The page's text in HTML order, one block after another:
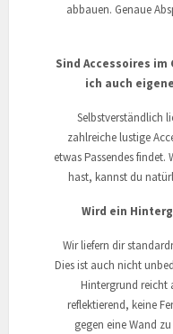
abbauen. Genaue
Sind Accessoires
ich auch
Selbstverständlich
zahlreiche lustige
etwas Passendes findet.
hast, kannst du
Wird ein
Wir liefern dir
Dies ist auch nicht
Hintergrund reicht
reflektierend, keine
gegen eine Wand